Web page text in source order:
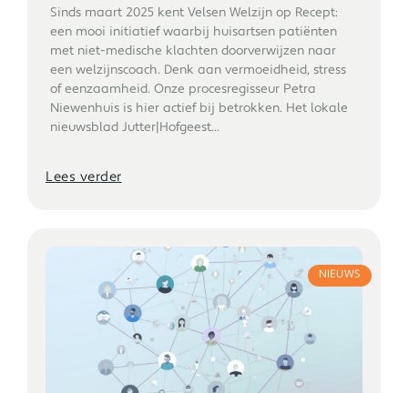
Sinds maart 2025 kent Velsen Welzijn op Recept:
een mooi initiatief waarbij huisartsen patiënten
met niet-medische klachten doorverwijzen naar
een welzijnscoach. Denk aan vermoeidheid, stress
of eenzaamheid. Onze procesregisseur Petra
Niewenhuis is hier actief bij betrokken. Het lokale
nieuwsblad Jutter|Hofgeest...
Lees verder
NIEUWS